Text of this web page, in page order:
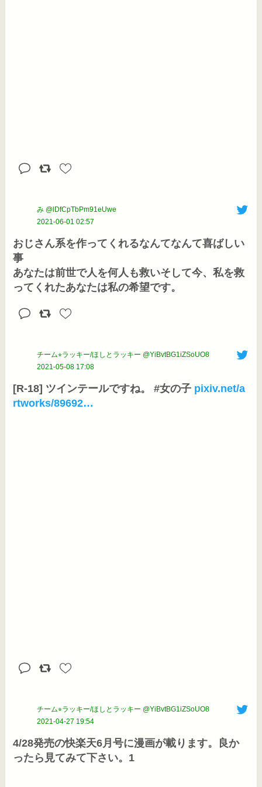
み @lDfCpTbPm91eUwe
2021-06-01 02:57
おじさん系を作ってくれるなんてなんて喜ばしい
事
あなたは前世で人を何人も救いそして今、私を救
ってくれたあなたは私の希望です。
チーム⭐︎ラッキー/ほしとラッキー @YiBvtBG1iZSoUO8
2021-05-08 17:08
[R-18] ツインテールですね。 #女の子 pixiv.net/a
rtworks/89692…
チーム⭐︎ラッキー/ほしとラッキー @YiBvtBG1iZSoUO8
2021-04-27 19:54
4/28発売の快楽天6月号に漫画が載ります。良か
ったら見てみて下さい。1